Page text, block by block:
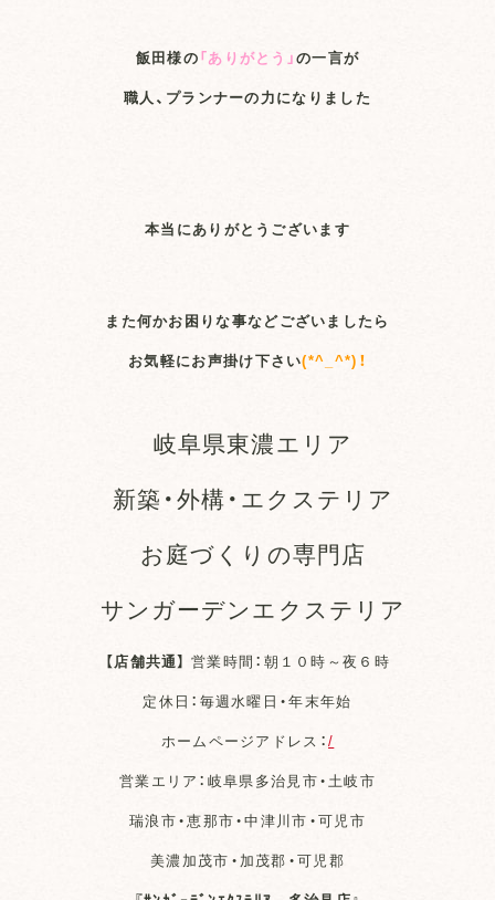
飯田様の「ありがとう」の一言が
職人、プランナーの力になりました
本当にありがとうございます
また何かお困りな事などございましたら
お気軽にお声掛け下さい(*^_^*)！
岐阜県東濃エリア
新築・外構・エクステリア
お庭づくりの専門店
サンガーデンエクステリア
【店舗共通】 営業時間：朝１０時～夜６時
定休日：毎週水曜日・年末年始
ホームページアドレス：/
営業エリア：岐阜県多治見市・土岐市
瑞浪市・恵那市・中津川市・可児市
美濃加茂市・加茂郡・可児郡